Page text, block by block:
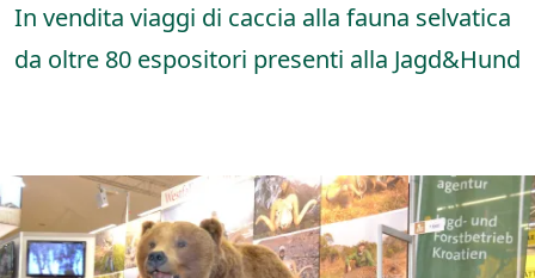
In vendita viaggi di caccia alla fauna selvatica
da oltre 80 espositori presenti alla Jagd&Hund